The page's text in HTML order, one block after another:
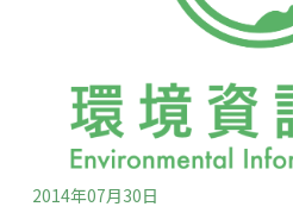
大。主管環境品質的環保部原
修復治理，當然前提是先對耕
發聲。面對記者的詢問，農業
來將對汙染耕地進行分類管理
植結構和劃定農產品禁止生
2014年07月30日